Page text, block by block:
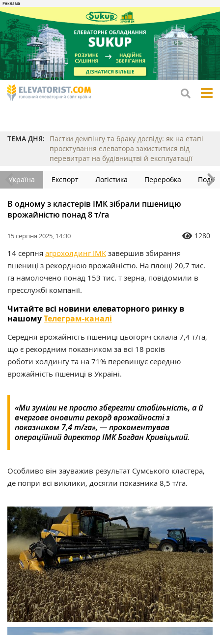
ТЕМА ДНЯ:
Пастки демпінгу та браку досвіду: як на етапі
проєктування елеватора захиститися від
перевитрат на будівництві й експлуатації
Україна Експорт Логістика Переробка Події
В одному з кластерів ІМК зібрали пшеницю
врожайністю понад 8 т/га
15 серпня 2025, 14:30 1280
14 серпня агрохолдинг ІМК завершив збирання
пшениці з рекордною врожайністю. На площі 20,7 тис.
га намолочено понад 153 тис. т зерна, повідомили в
пресслужбі компанії.
Читайте всі новини елеваторного ринку в
нашомуТелеграм-каналі
Середня врожайність пшениці цьогоріч склала 7,4 т/га,
що є рекордним показником за всі 18 років
роботи холдингу та на 71% перевищує середню
врожайність пшениці в Україні.
«Ми зуміли не просто зберегти стабільність, а й
вчергове оновити рекорд врожайності з
показником 7,4 т/га», — прокоментував
операційний директор ІМК Богдан Кривіцький.
Особливо він зауважив результат Сумського кластера,
де попри всі виклики, досягли показника 8,5 т/га.